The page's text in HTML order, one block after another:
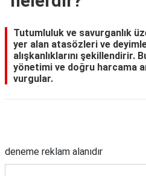
Tutumluluk ve savurganlık
yer alan atasözleri ve
alışkanlıklarını şekillendirir.
yönetimi ve doğru harcama
vurgular.
deneme reklam alanıdır